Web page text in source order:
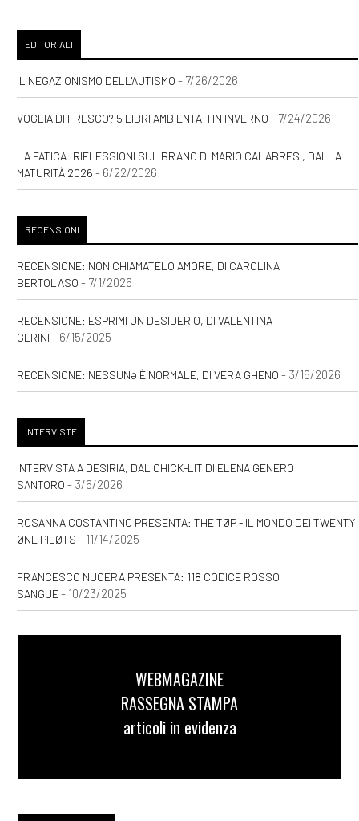
EDITORIALI
IL NEGAZIONISMO DELL'AUTISMO - 7/26/2026
VOGLIA DI FRESCO? 5 LIBRI AMBIENTATI IN INVERNO - 7/24/2026
LA FATICA: RIFLESSIONI SUL BRANO DI MARIO CALABRESI, DALLA
MATURITÀ 2026 - 6/22/2026
RECENSIONI
RECENSIONE: NON CHIAMATELO AMORE, DI CAROLINA
BERTOLASO - 7/1/2026
RECENSIONE: ESPRIMI UN DESIDERIO, DI VALENTINA
GERINI - 6/15/2025
RECENSIONE: NESSUNƏ È NORMALE, DI VERA GHENO - 3/16/2026
INTERVISTE
INTERVISTA A DESIRIA, DAL CHICK-LIT DI ELENA GENERO
SANTORO - 3/6/2026
ROSANNA COSTANTINO PRESENTA: THE TØP - IL MONDO DEI TWENTY
ØNE PILØTS - 11/14/2025
FRANCESCO NUCERA PRESENTA: 118 CODICE ROSSO
SANGUE- 10/23/2025
WEBMAGAZINE
RASSEGNA STAMPA
articoli in evidenza